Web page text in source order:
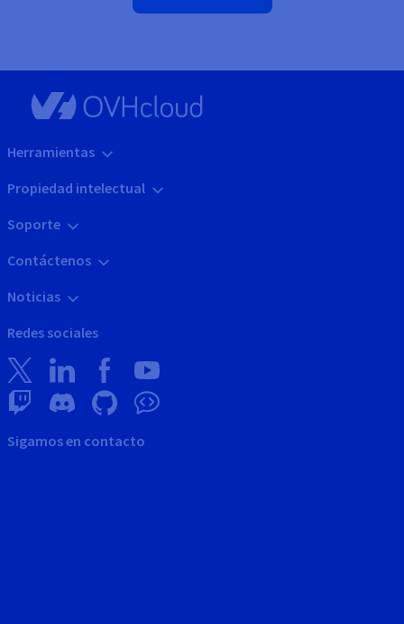
Herramientas
Propiedad intelectual
Soporte
Contáctenos
Noticias
Redes sociales
Sigamos en contacto